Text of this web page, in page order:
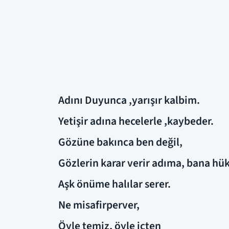
Adını Duyunca ,yarışır kalbim.
Yetişir adına hecelerle ,kaybeder.
Gözüne bakınca ben değil,
Gözlerin karar verir adıma, bana
Aşk önüme halılar serer.
Ne misafirperver,